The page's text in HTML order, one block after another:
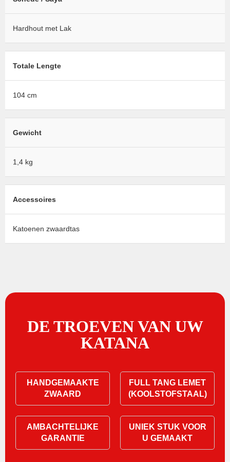
Hardhout met Lak
Totale Lengte
104 cm
Gewicht
1,4 kg
Accessoires
Katoenen zwaardtas
DE TROEVEN VAN UW
KATANA
HANDGEMAAKTE
ZWAARD
FULL TANG LEMET
(KOOLSTOFSTAAL)
AMBACHTELIJKE
GARANTIE
UNIEK STUK VOOR
U GEMAAKT